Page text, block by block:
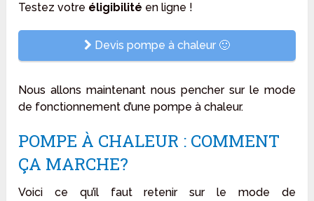
Testez votre éligibilité en ligne !
Devis pompe à chaleur 🙂
Nous allons maintenant nous pencher sur le mode
de fonctionnement d’une pompe à chaleur.
POMPE À CHALEUR : COMMENT
ÇA MARCHE?
Voici ce qu’il faut retenir sur le mode de